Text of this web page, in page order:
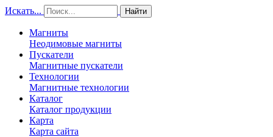
Искать... Найти
Магниты
Неодимовые магниты
Пускатели
Магнитные пускатели
Технологии
Магнитные технологии
Каталог
Каталог продукции
Карта
Карта сайта